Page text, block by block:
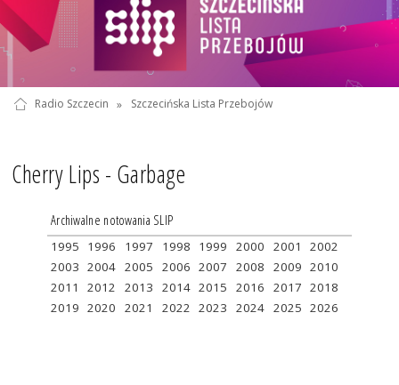
Radio Szczecin » Szczecińska Lista Przebojów
Cherry Lips - Garbage
Archiwalne notowania SLIP
1995 1996 1997 1998 1999 2000 2001
2002
2003 2004 2005 2006 2007 2008 2009 2010
2011
2012 2013 2014 2015 2016 2017 2018
2019 2020 2021 2022 2023 2024 2025 2026